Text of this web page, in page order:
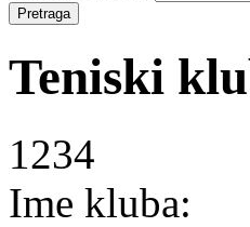
Teniski
1234
Ime kluba: